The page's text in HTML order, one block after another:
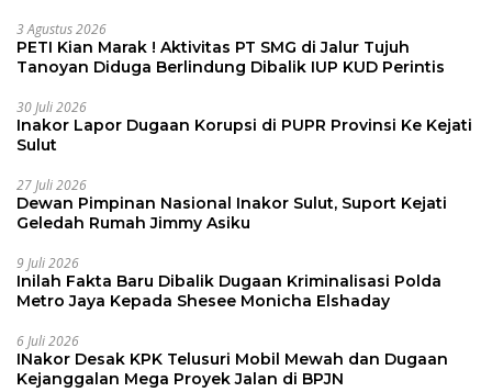
3 Agustus 2026
PETI Kian Marak ! Aktivitas PT SMG di Jalur Tujuh
Tanoyan Diduga Berlindung Dibalik IUP KUD Perintis
30 Juli 2026
Inakor Lapor Dugaan Korupsi di PUPR Provinsi Ke Kejati
Sulut
27 Juli 2026
Dewan Pimpinan Nasional Inakor Sulut, Suport Kejati
Geledah Rumah Jimmy Asiku
9 Juli 2026
Inilah Fakta Baru Dibalik Dugaan Kriminalisasi Polda
Metro Jaya Kepada Shesee Monicha Elshaday
6 Juli 2026
INakor Desak KPK Telusuri Mobil Mewah dan Dugaan
Kejanggalan Mega Proyek Jalan di BPJN